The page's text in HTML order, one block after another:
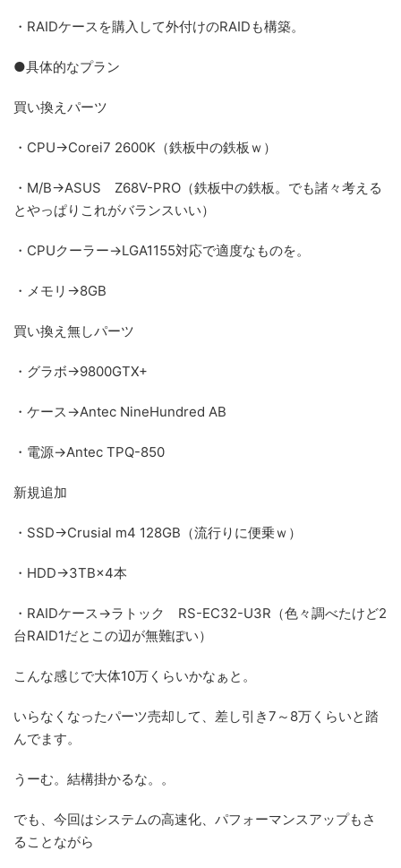
・RAIDケースを購入して外付けのRAIDも構築。
●具体的なプラン
買い換えパーツ
・CPU→Corei7 2600K（鉄板中の鉄板ｗ）
・M/B→ASUS Z68V-PRO（鉄板中の鉄板。でも諸々考える
とやっぱりこれがバランスいい）
・CPUクーラー→LGA1155対応で適度なものを。
・メモリ→8GB
買い換え無しパーツ
・グラボ→9800GTX+
・ケース→Antec NineHundred AB
・電源→Antec TPQ-850
新規追加
・SSD→Crusial m4 128GB（流行りに便乗ｗ）
・HDD→3TB×4本
・RAIDケース→ラトック RS-EC32-U3R（色々調べたけど2
台RAID1だとこの辺が無難ぽい）
こんな感じで大体10万くらいかなぁと。
いらなくなったパーツ売却して、差し引き7～8万くらいと踏
んでます。
うーむ。結構掛かるな。。
でも、今回はシステムの高速化、パフォーマンスアップもさ
ることながら